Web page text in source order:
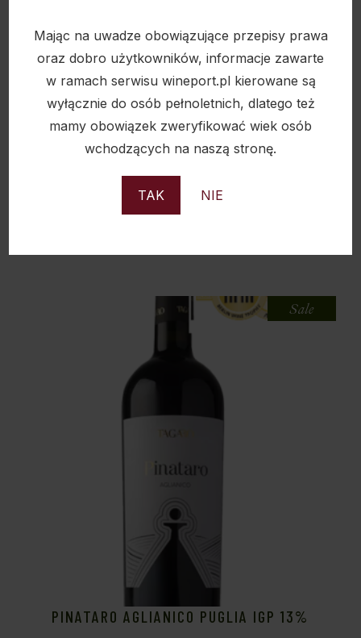
Mając na uwadze obowiązujące przepisy prawa
oraz dobro użytkowników, informacje zawarte
w ramach serwisu wineport.pl kierowane są
wyłącznie do osób pełnoletnich, dlatego też
mamy obowiązek zweryfikować wiek osób
wchodzących na naszą stronę.
TAK NIE
PUGLIA IGP 15%
Sale
PINATARO AGLIANICO PUGLIA IGP 13%